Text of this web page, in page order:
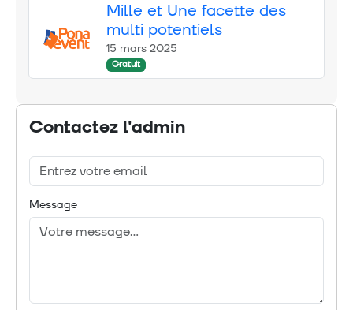
Mille et Une facette des
multi potentiels
15 mars 2025
Gratuit
Contactez l'admin
Message